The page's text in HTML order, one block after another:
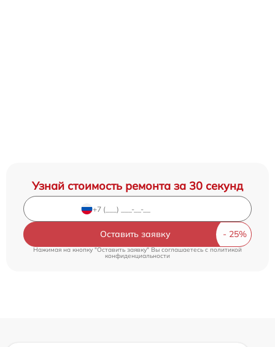
Узнай стоимость ремонта за 30 секунд
Оставить заявку
Нажимая на кнопку "Оставить заявку" Вы соглашаетесь cполитикой
конфиденциальности